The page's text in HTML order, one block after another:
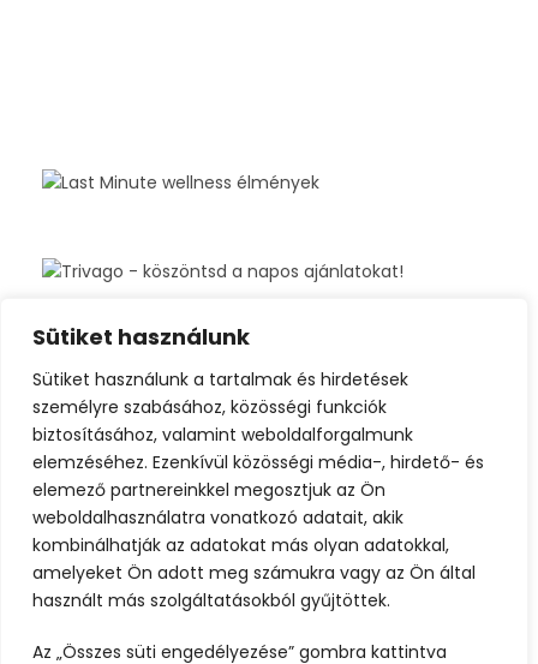
Sütiket használunk
Sütiket használunk a tartalmak és hirdetések
személyre szabásához, közösségi funkciók
biztosításához, valamint weboldalforgalmunk
elemzéséhez. Ezenkívül közösségi média-, hirdető- és
elemező partnereinkkel megosztjuk az Ön
weboldalhasználatra vonatkozó adatait, akik
kombinálhatják az adatokat más olyan adatokkal,
amelyeket Ön adott meg számukra vagy az Ön által
használt más szolgáltatásokból gyűjtöttek.
Az „Összes süti engedélyezése” gombra kattintva